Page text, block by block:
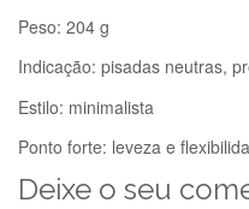
Peso: 204 g
Indicação: pisadas neutras,
Estilo: minimalista
Ponto forte: leveza e
Deixe o seu